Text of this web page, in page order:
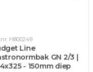
H800249
Line
GN 2/3 |
- 150mm diep